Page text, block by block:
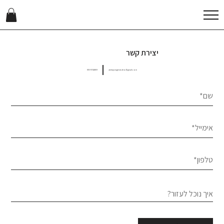
055-9744659 amitaysingerstudio@gmail.com
יצירת קשר